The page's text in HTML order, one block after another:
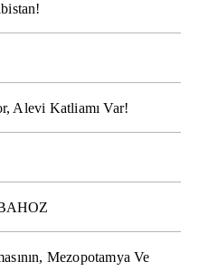
Alevi Katliamı Var!
Mezopotamya Ve